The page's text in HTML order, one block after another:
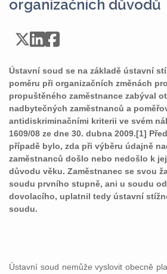
organizačních důvodů
Ústavní soud se na základě ústavní
poměru při organizačních změnách
propuštěného zaměstnance zabýval
nadbytečných zaměstnanců a
antidiskriminačními kriterii ve svém
1609/08 ze dne 30. dubna 2009.[1]
případě bylo, zda při výběru údajně
zaměstnanců došlo nebo nedošlo k
důvodu věku. Zaměstnanec se svou
soudu prvního stupně, ani u soudu
dovolacího, uplatnil tedy ústavní
soudu.
Ústavní soud nemůže vyslovit obecně